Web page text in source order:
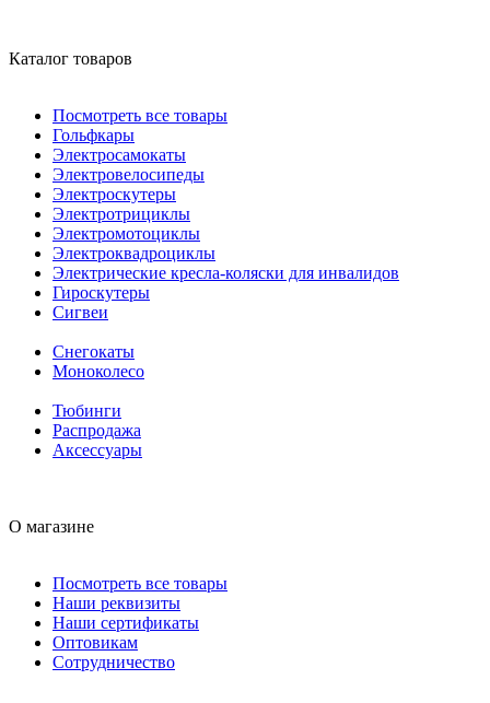
Каталог товаров
Посмотреть все товары
Гольфкары
Электросамокаты
Электровелосипеды
Электроскутеры
Электротрициклы
Электромотоциклы
Электроквадроциклы
Электрические кресла-коляски для инвалидов
Гироскутеры
Сигвеи
Снегокаты
Моноколесо
Тюбинги
Распродажа
Аксессуары
О магазине
Посмотреть все товары
Наши реквизиты
Наши сертификаты
Оптовикам
Сотрудничество